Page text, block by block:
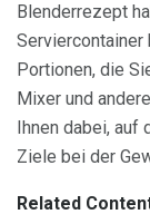
Blenderrezept
Serviercontainer
Portionen, die
Mixer und
Ihnen dabei,
Ziele bei der
Related